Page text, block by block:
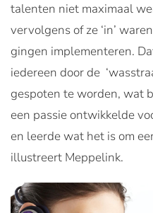
talenten niet maximaal
vervolgens of ze ‘in’
gingen implementeren.
iedereen door de
gespoten te worden, wat
een passie ontwikkelde
en leerde wat het is om
illustreert Meppelink.